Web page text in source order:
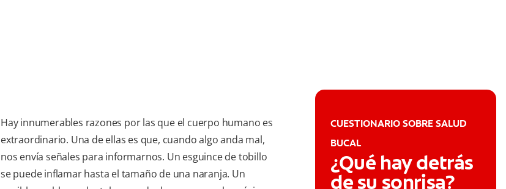
Hay innumerables razones por las que el cuerpo humano es
extraordinario. Una de ellas es que, cuando algo anda mal,
nos envía señales para informarnos. Un esguince de tobillo
se puede inflamar hasta el tamaño de una naranja. Un
CUESTIONARIO SOBRE SALUD
BUCAL
¿Qué hay detrás
de su sonrisa?